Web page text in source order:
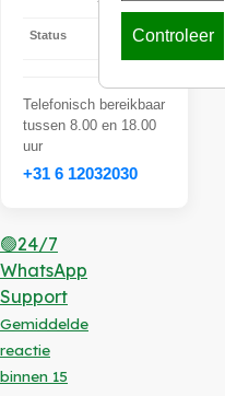
Status Offline
Telefonisch bereikbaar
tussen 8.00 en 18.00
uur
+31 6 12032030
🟢24/7
WhatsApp
Support
Gemiddelde
reactie
binnen 15
Controleer